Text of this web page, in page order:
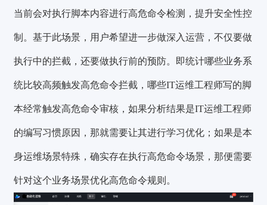
当前会对执行脚本内容进行高危命令检测，提升安全性控
制。基于此场景，用户希望进一步做深入运营，不仅要做
执行中的拦截，还要做执行前的预防。即统计哪些业务系
统比较高频触发高危命令拦截，哪些IT运维工程师写的脚
本经常触发高危命令审核，如果分析结果是IT运维工程师
的编写习惯原因，那就需要让其进行学习优化；如果是本
身运维场景特殊，确实存在执行高危命令场景，那便需要
针对这个业务场景优化高危命令规则。